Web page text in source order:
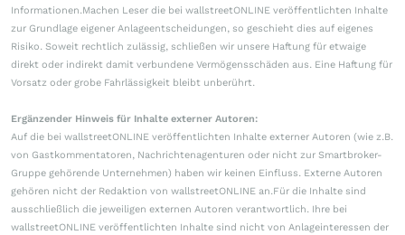
Informationen.Machen Leser die bei wallstreetONLINE veröffentlichten Inhalte
zur Grundlage eigener Anlageentscheidungen, so geschieht dies auf eigenes
Risiko. Soweit rechtlich zulässig, schließen wir unsere Haftung für etwaige
direkt oder indirekt damit verbundene Vermögensschäden aus. Eine Haftung für
Vorsatz oder grobe Fahrlässigkeit bleibt unberührt.
Ergänzender Hinweis für Inhalte externer Autoren:
Auf die bei wallstreetONLINE veröffentlichten Inhalte externer Autoren (wie z.B.
von Gastkommentatoren, Nachrichtenagenturen oder nicht zur Smartbroker-
Gruppe gehörende Unternehmen) haben wir keinen Einfluss. Externe Autoren
gehören nicht der Redaktion von wallstreetONLINE an.Für die Inhalte sind
ausschließlich die jeweiligen externen Autoren verantwortlich. Ihre bei
wallstreetONLINE veröffentlichten Inhalte sind nicht von Anlageinteressen der